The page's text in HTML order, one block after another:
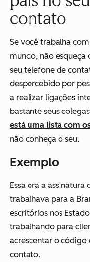
contato
Se você trabalha
mundo, não esqueça
seu telefone de
despercebido por
a realizar ligações
bastante seus
está uma lista com
não conheça o seu.
Exemplo
Essa era a assinatura
trabalhava para a
escritórios nos
trabalhando para
acrescentar o código
contato.